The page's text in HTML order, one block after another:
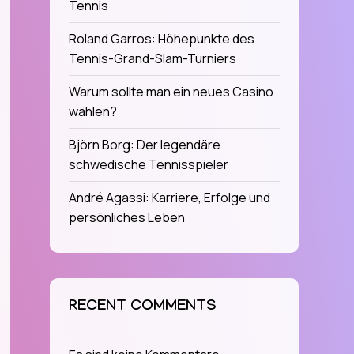
Tennis
Roland Garros: Höhepunkte des
Tennis-Grand-Slam-Turniers
Warum sollte man ein neues Casino
wählen?
Björn Borg: Der legendäre
schwedische Tennisspieler
André Agassi: Karriere, Erfolge und
persönliches Leben
RECENT COMMENTS